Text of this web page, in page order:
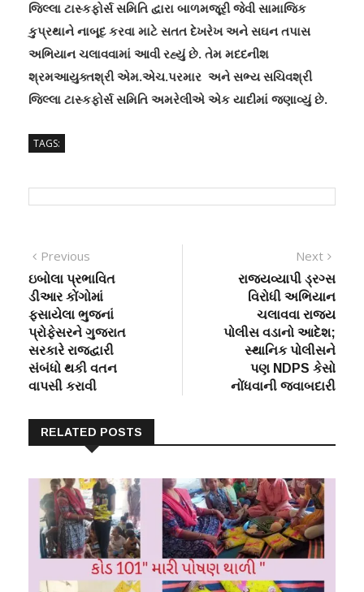
જિલ્લા ટાસ્કફોર્સ સમિતિ દ્વારા બાળમજૂરી જેવી સામાજિક
કુપ્રથાને નાબૂદ કરવા માટે સતત દેખરેખ અને સઘન તપાસ
અભિયાન ચલાવવામાં આવી રહ્યું છે. તેમ મદદનીશ
શ્રમઆયુક્તશ્રી એમ.એચ.પરમાર અને સભ્ય સચિવશ્રી
જિલ્લા ટાસ્કફોર્સ સમિતિ અમરેલીએ એક યાદીમાં જણાવ્યું છે.
TAGS:
Post
navigation
Previous
post:
ઇબોલા પ્રભાવિત
ડીઆર કોંગોમાં
ફસાયેલા ભુજનાં
પ્રોફેસરને ગુજરાત
સરકારે રાજદ્વારી
સંબંધો થકી વતન
વાપસી કરાવી
Next
post:
રાજ્યવ્યાપી ડ્રગ્સ
વિરોધી અભિયાન
ચલાવવા રાજ્ય
પોલીસ વડાનો આદેશ;
સ્થાનિક પોલીસને
પણ NDPS કેસો
નોંધવાની જવાબદારી
RELATED POSTS